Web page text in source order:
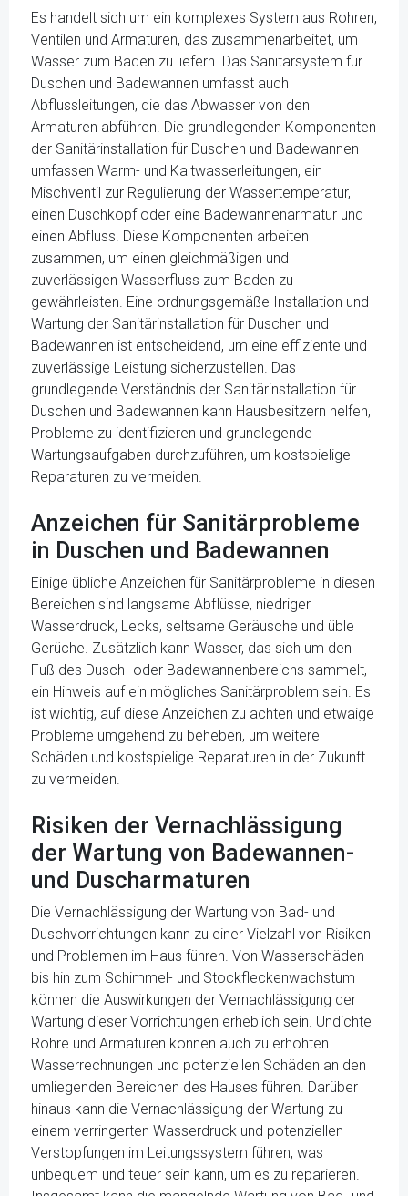
Es handelt sich um ein komplexes System aus Rohren,
Ventilen und Armaturen, das zusammenarbeitet, um
Wasser zum Baden zu liefern. Das Sanitärsystem für
Duschen und Badewannen umfasst auch
Abflussleitungen, die das Abwasser von den
Armaturen abführen. Die grundlegenden Komponenten
der Sanitärinstallation für Duschen und Badewannen
umfassen Warm- und Kaltwasserleitungen, ein
Mischventil zur Regulierung der Wassertemperatur,
einen Duschkopf oder eine Badewannenarmatur und
einen Abfluss. Diese Komponenten arbeiten
zusammen, um einen gleichmäßigen und
zuverlässigen Wasserfluss zum Baden zu
gewährleisten. Eine ordnungsgemäße Installation und
Wartung der Sanitärinstallation für Duschen und
Badewannen ist entscheidend, um eine effiziente und
zuverlässige Leistung sicherzustellen. Das
grundlegende Verständnis der Sanitärinstallation für
Duschen und Badewannen kann Hausbesitzern helfen,
Probleme zu identifizieren und grundlegende
Wartungsaufgaben durchzuführen, um kostspielige
Reparaturen zu vermeiden.
Anzeichen für Sanitärprobleme
in Duschen und Badewannen
Einige übliche Anzeichen für Sanitärprobleme in diesen
Bereichen sind langsame Abflüsse, niedriger
Wasserdruck, Lecks, seltsame Geräusche und üble
Gerüche. Zusätzlich kann Wasser, das sich um den
Fuß des Dusch- oder Badewannenbereichs sammelt,
ein Hinweis auf ein mögliches Sanitärproblem sein. Es
ist wichtig, auf diese Anzeichen zu achten und etwaige
Probleme umgehend zu beheben, um weitere
Schäden und kostspielige Reparaturen in der Zukunft
zu vermeiden.
Risiken der Vernachlässigung
der Wartung von Badewannen-
und Duscharmaturen
Die Vernachlässigung der Wartung von Bad- und
Duschvorrichtungen kann zu einer Vielzahl von Risiken
und Problemen im Haus führen. Von Wasserschäden
bis hin zum Schimmel- und Stockfleckenwachstum
können die Auswirkungen der Vernachlässigung der
Wartung dieser Vorrichtungen erheblich sein. Undichte
Rohre und Armaturen können auch zu erhöhten
Wasserrechnungen und potenziellen Schäden an den
umliegenden Bereichen des Hauses führen. Darüber
hinaus kann die Vernachlässigung der Wartung zu
einem verringerten Wasserdruck und potenziellen
Verstopfungen im Leitungssystem führen, was
unbequem und teuer sein kann, um es zu reparieren.